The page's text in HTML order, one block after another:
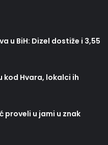
u BiH: Dizel dostiže i 3,55
Hvara, lokalci ih
proveli u jami u znak